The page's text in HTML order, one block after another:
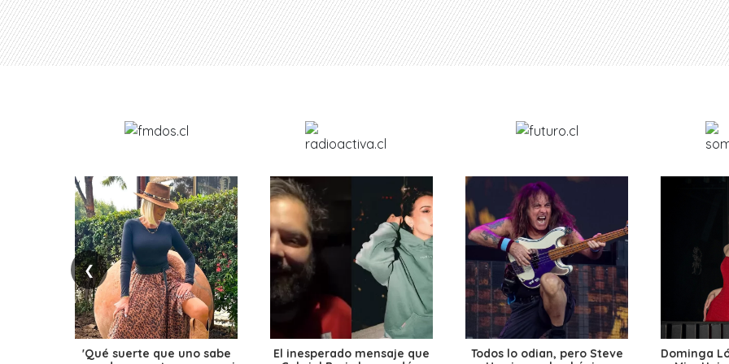
❮
'Qué suerte que uno sabe
El inesperado mensaje que
Todos lo odian, pero Steve
Dominga